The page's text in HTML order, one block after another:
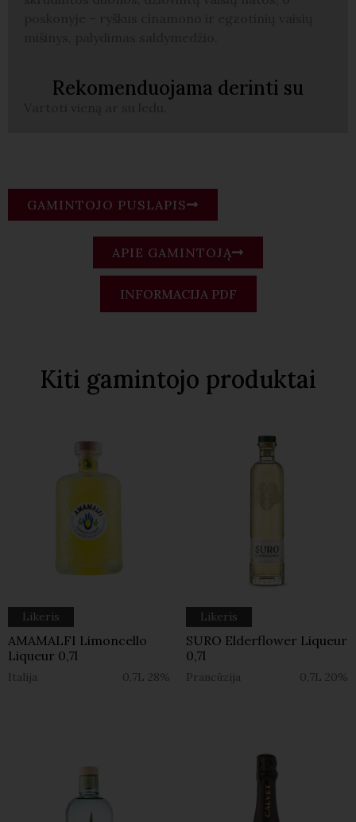
Rekomenduojama derinti su
GAMINTOJO PUSLAPIS
APIE GAMINTOJĄ
INFORMACIJA PDF
Kiti gamintojo produktai
Likeris
AMAMALFI Limoncello
Liqueur 0,7l
Italija 0,7L 28%
Likeris
SURO Elderflower Liqueur
0,7l
Prancūzija 0,7L 20%